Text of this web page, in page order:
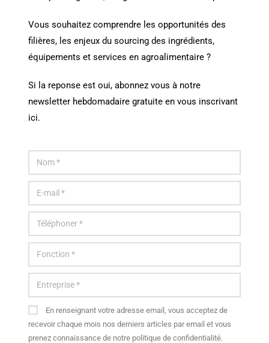
Vous souhaitez comprendre les opportunités des
filières, les enjeux du sourcing des ingrédients,
équipements et services en agroalimentaire ?
Si la reponse est oui, abonnez vous à notre
newsletter hebdomadaire gratuite en vous inscrivant
ici.
En renseignant votre adresse email, vous acceptez de
recevoir chaque mois nos derniers articles par email et vous
prenez connaissance de notre politique de confidentialité.